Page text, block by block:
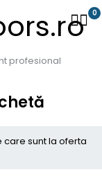
0
profesional
sunt la oferta